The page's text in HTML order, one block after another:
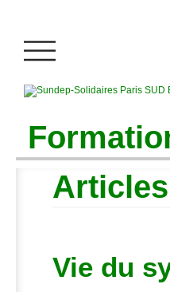
Articles
Vie du